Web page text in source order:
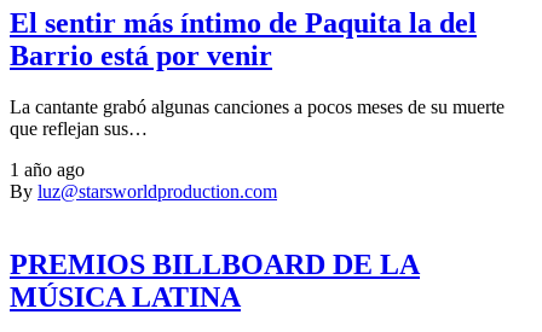
El sentir más íntimo de Paquita la del
Barrio está por venir
La cantante grabó algunas canciones a pocos meses de su muerte
que reflejan sus…
1 año ago
By luz@starsworldproduction.com
PREMIOS BILLBOARD DE LA
MÚSICA LATINA